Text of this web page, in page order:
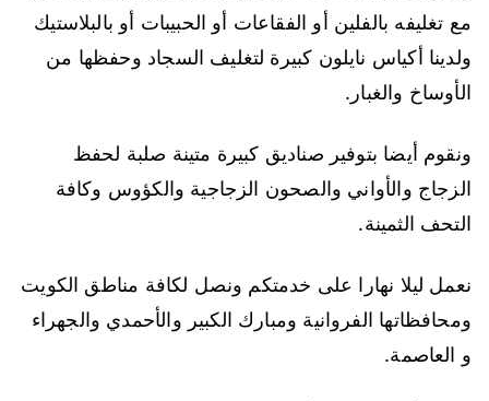
مع تغليفه بالفلين أو الفقاعات أو الحبيبات أو بالبلاستيك
ولدينا أكياس نايلون كبيرة لتغليف السجاد وحفظها من
الأوساخ والغبار.
ونقوم أيضا بتوفير صناديق كبيرة متينة صلبة لحفظ
الزجاج والأواني والصحون الزجاجية والكؤوس وكافة
التحف الثمينة.
نعمل ليلا نهارا على خدمتكم ونصل لكافة مناطق الكويت
ومحافظاتها الفروانية ومبارك الكبير والأحمدي والجهراء
و العاصمة.